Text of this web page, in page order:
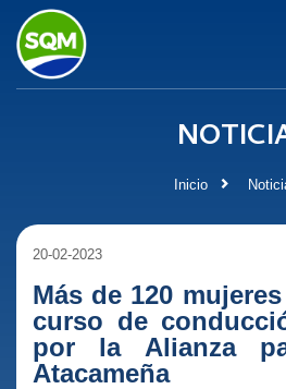
Inicio
20-02-2023
Más de 120
curso de
por la Alianza
Atacameña